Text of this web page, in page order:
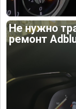
Не нужно
ремонт